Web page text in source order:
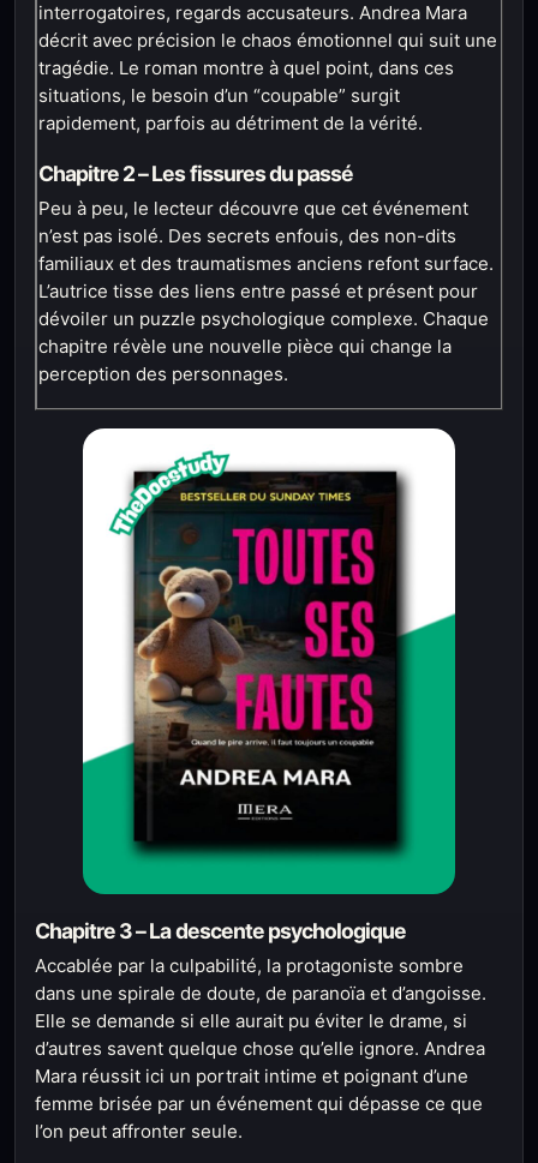
interrogatoires, regards accusateurs. Andrea Mara
décrit avec précision le chaos émotionnel qui suit une
tragédie. Le roman montre à quel point, dans ces
situations, le besoin d’un “coupable” surgit
rapidement, parfois au détriment de la vérité.
Chapitre 2 – Les fissures du passé
Peu à peu, le lecteur découvre que cet événement
n’est pas isolé. Des secrets enfouis, des non-dits
familiaux et des traumatismes anciens refont surface.
L’autrice tisse des liens entre passé et présent pour
dévoiler un puzzle psychologique complexe. Chaque
chapitre révèle une nouvelle pièce qui change la
perception des personnages.
Chapitre 3 – La descente psychologique
Accablée par la culpabilité, la protagoniste sombre
dans une spirale de doute, de paranoïa et d’angoisse.
Elle se demande si elle aurait pu éviter le drame, si
d’autres savent quelque chose qu’elle ignore. Andrea
Mara réussit ici un portrait intime et poignant d’une
femme brisée par un événement qui dépasse ce que
l’on peut affronter seule.